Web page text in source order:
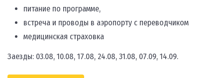
питание по программе,
встреча и проводы в аэропорту с переводчиком
медицинская страховка
Заезды: 03.08, 10.08, 17.08, 24.08, 31.08, 07.09, 14.09.